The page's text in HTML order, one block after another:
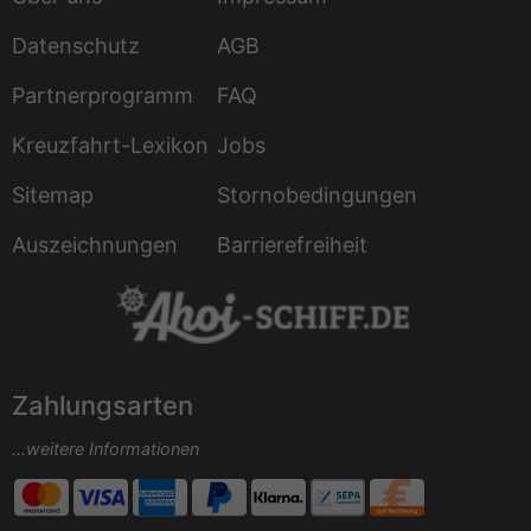
Datenschutz
AGB
Partnerprogramm
FAQ
Kreuzfahrt-Lexikon Jobs
Sitemap
Stornobedingungen
Auszeichnungen
Barrierefreiheit
Zahlungsarten
...weitere Informationen